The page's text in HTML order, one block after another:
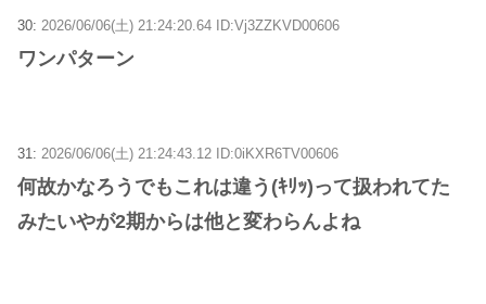
30: 2026/06/06(土) 21:24:20.64 ID:Vj3ZZKVD00606
ワンパターン
31: 2026/06/06(土) 21:24:43.12 ID:0iKXR6TV00606
何故かなろうでもこれは違う(ｷﾘｯ)って扱われてた
みたいやが2期からは他と変わらんよね